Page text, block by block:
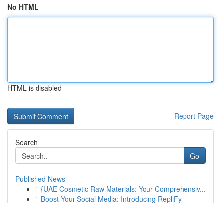
No HTML
HTML is disabled
Report Page
Search
Go
Published News
1 {UAE Cosmetic Raw Materials: Your Comprehensiv...
1 Boost Your Social Media: Introducing RepliFy